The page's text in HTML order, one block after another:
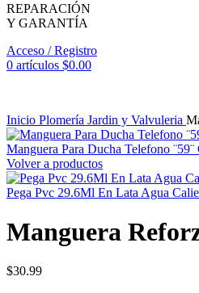
REPARACIÓN
Y GARANTÍA
Acceso / Registro
0 artículos $0.00
Inicio Plomería Jardin y Valvuleria
Manguera Para Ducha Telefono ¨59¨
Volver a productos
Pega Pvc 29.6Ml En Lata Agua
Manguera
$30.99